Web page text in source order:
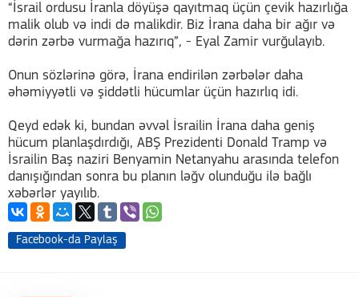
“İsrail ordusu İranla döyüşə qayıtmaq üçün çevik hazırlığa
malik olub və indi də malikdir. Biz İrana daha bir ağır və
dərin zərbə vurmağa hazırıq”, - Eyal Zamir vurğulayıb.
Onun sözlərinə görə, İrana endirilən zərbələr daha
əhəmiyyətli və şiddətli hücumlar üçün hazırlıq idi.
Qeyd edək ki, bundan əvvəl İsrailin İrana daha geniş
hücum planlaşdırdığı, ABŞ Prezidenti Donald Tramp və
İsrailin Baş naziri Benyamin Netanyahu arasında telefon
danışığından sonra bu planın ləğv olunduğu ilə bağlı
xəbərlər yayılıb.
Facebook-da Paylaş